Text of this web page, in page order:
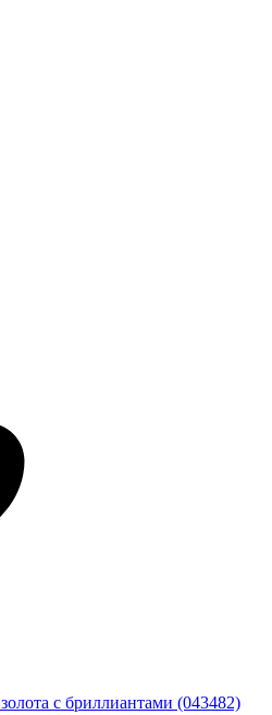
с бриллиантами (043482)